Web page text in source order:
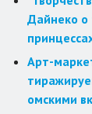
Дайнеко о
Арт-
омскими